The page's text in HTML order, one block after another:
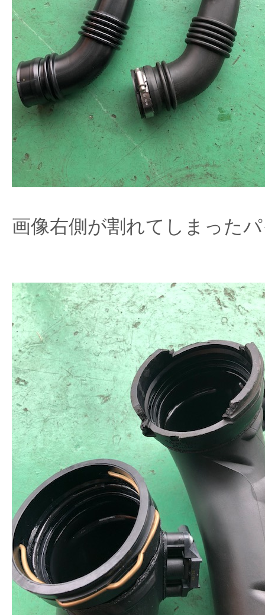
画像右側が割れてしまった